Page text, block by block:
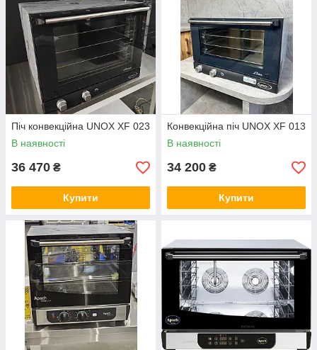
Піч конвекційна UNOX XF 023
В наявності
36 470 ₴
Купити
Конвекційна піч UNOX XF 013
В наявності
34 200 ₴
Купити